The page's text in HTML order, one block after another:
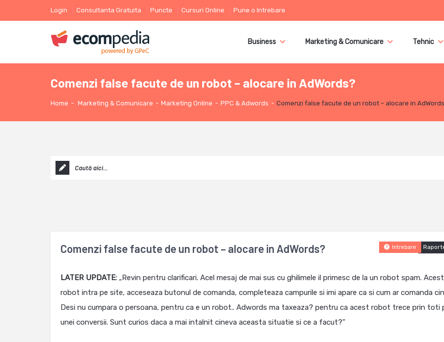
Login Consultanta Gratuita Puncte Cursuri Online Pune o întrebare
Business Marketing & Comunicare Tehnic
Comenzi false facute de un robot – alocare in AdWords?
Home - Marketing & Comunicare - Marketing Online - PPC & Adwords - Comenzi false facute de un robot – alocare in
Comenzi false facute de un robot – alocare in AdWords? Intrebare
LATER UPDATE: „Revin pentru clarificari. Acel mesaj de mai sus cu ghilimele il primesc de la un robot spam. Acest
robot intra pe site, acceseaza butonul de comanda, completeaza campurile si imi apare ca si cum ar comanda
Desi nu cumpara o persoana, pentru ca e un robot.. Adwords ma taxeaza? pentru ca acest robot trece prin toti
unei conversii. Sunt curios daca a mai intalnit cineva aceasta situatie si ce a facut?”